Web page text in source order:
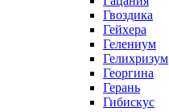
Гвоздика
Гейхера
Гелениум
Гелихризум
Георгина
Герань
Гибискус